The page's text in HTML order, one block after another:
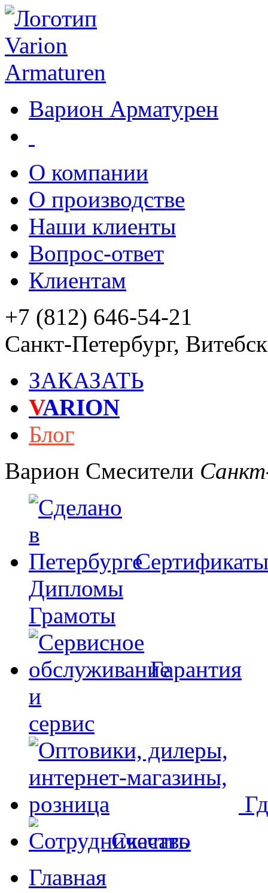
Варион Арматурен
О компании
О производстве
Наши клиенты
Вопрос-ответ
Клиентам
+7 (812) 646-54-21
Санкт-Петербург,
ЗАКАЗАТЬ
VARION
Блог
Варион Смесители
Сертификаты
Дипломы
Грамоты
Гарантия
и
сервис
Скачать
Главная